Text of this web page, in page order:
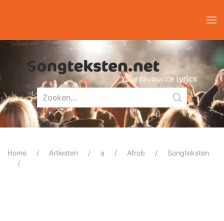
Home Artiesten a Afrob Songteksten